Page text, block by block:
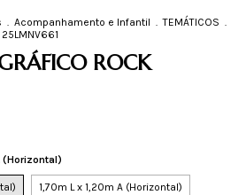
. Acompanhamento e Infantil . TEMÁTICOS .
25LMNV661
ROCK
(Horizontal)
1,70m L x 1,20m A (Horizontal)